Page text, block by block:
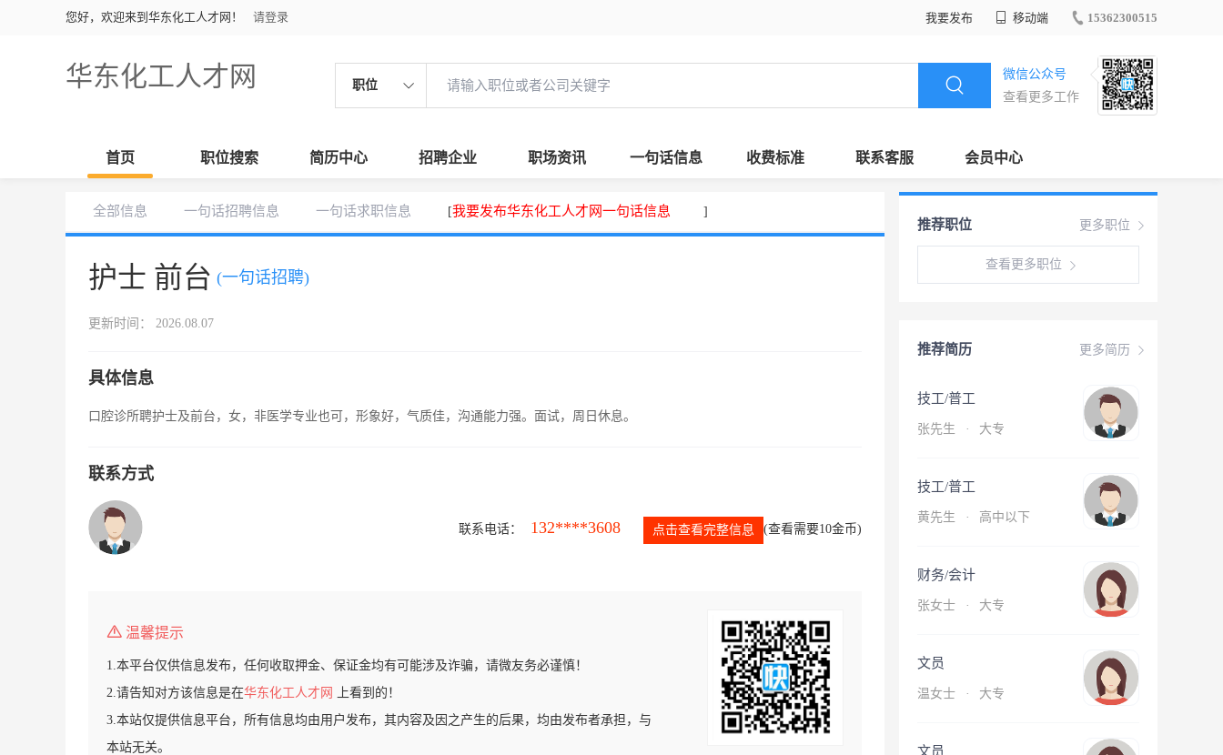
您好，欢迎来到华东化工人才网！ 请登录 我要发布 移动端 15362300515
华东化工人才网 职位
微信公众号
查看更多工作
首页 职位搜索 简历中心 招聘企业 职场资讯 一句话信息 收费标准 联系客服 会员中心
全部信息 一句话招聘信息 一句话求职信息 [我要发布华东化工人才网一句话信息 ]
护士 前台 (一句话招聘)
更新时间： 2026.08.07
具体信息
口腔诊所聘护士及前台，女，非医学专业也可，形象好，气质佳，沟通能力强。面试，周日休息。
联系方式
联系电话： 132****3608 点击查看完整信息 (查看需要10金币)
温馨提示
1.本平台仅供信息发布，任何收取押金、保证金均有可能涉及诈骗，请微友务必谨慎！
2.请告知对方该信息是在华东化工人才网
上看到的！
3.本站仅提供信息平台，所有信息均由用户发布，其内容及因之产生的后果，均由发布者承担，与
本站无关。
更多职位
推荐职位
查看更多职位
更多简历
推荐简历
技工/普工
张先生 · 大专
技工/普工
黄先生 · 高中以下
财务/会计
张女士 · 大专
文员
温女士 · 大专
文员